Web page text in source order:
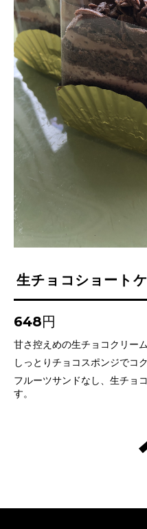
生チョコショート
648円
甘さ控えめの生チョコクリーム
しっとりチョコスポンジでコ
フルーツサンドなし、生チョ
す。